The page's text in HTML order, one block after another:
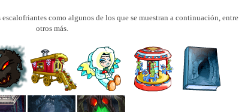
como algunos de los que se muestran a continuación, entre
otros más.